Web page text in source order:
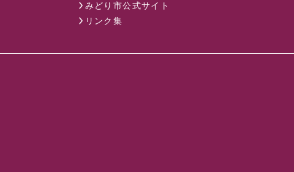
みどり市公式サイト
リンク集